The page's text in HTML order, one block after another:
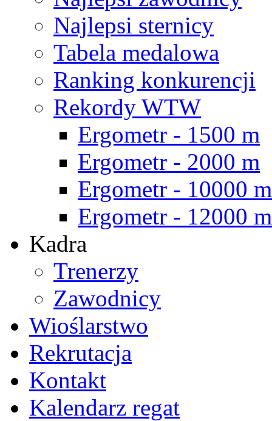
Najlepsi sternicy
Tabela medalowa
Ranking konkurencji
Rekordy WTW
Ergometr - 1500 m
Ergometr - 2000 m
Ergometr - 10000 m
Ergometr - 12000 m
Kadra
Trenerzy
Zawodnicy
Wioślarstwo
Rekrutacja
Kontakt
Kalendarz regat